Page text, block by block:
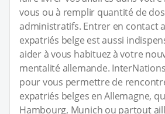
vous ou à remplir quantité de
administratifs. Entrer en contact
expatriés belge est aussi
aider à vous habituez à votre
mentalité allemande.
pour vous permettre de
expatriés belges en Allemagne,
Hambourg, Munich ou partout